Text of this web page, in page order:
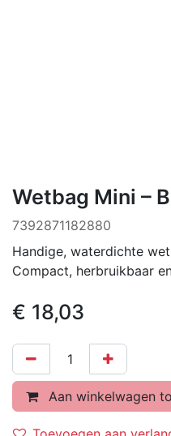
Wetbag Mini –
7392871182880
Handige, waterdichte
Compact, herbruikbaar
€ 18,03
Aan winkelwagen